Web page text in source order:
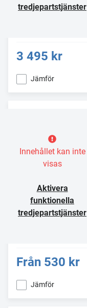
tredjepartstjänster
3 495 kr
Jämför
Innehållet kan inte
visas
Aktivera
funktionella
tredjepartstjänster
Från 530 kr
Jämför